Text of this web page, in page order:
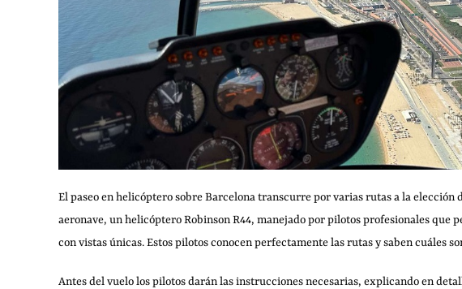
El paseo en helicóptero sobre Barcelona transcurre por varias rutas a la elección
aeronave, un helicóptero Robinson R44, manejado por pilotos profesionales
con vistas únicas. Estos pilotos conocen perfectamente las rutas y saben cuáles
Antes del vuelo los pilotos darán las instrucciones necesarias, explicando en